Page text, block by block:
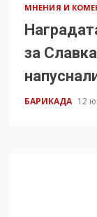
МНЕНИЯ И
за
БАРИКАДА 12